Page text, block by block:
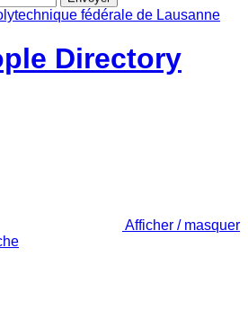
Directory
Afficher / masquer